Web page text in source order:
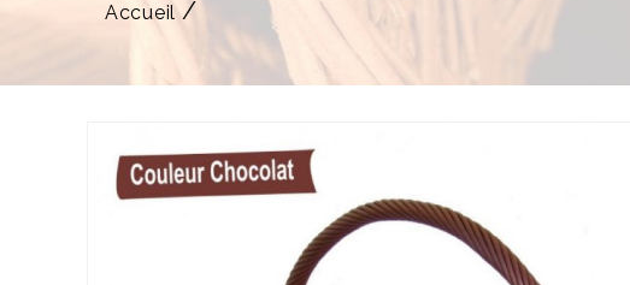
Accueil